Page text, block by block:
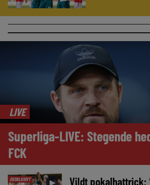
LIVE
Superliga-LIVE: Stegende
FCK
EKSKLUSIVT ►
Vildt pokalhattrick: